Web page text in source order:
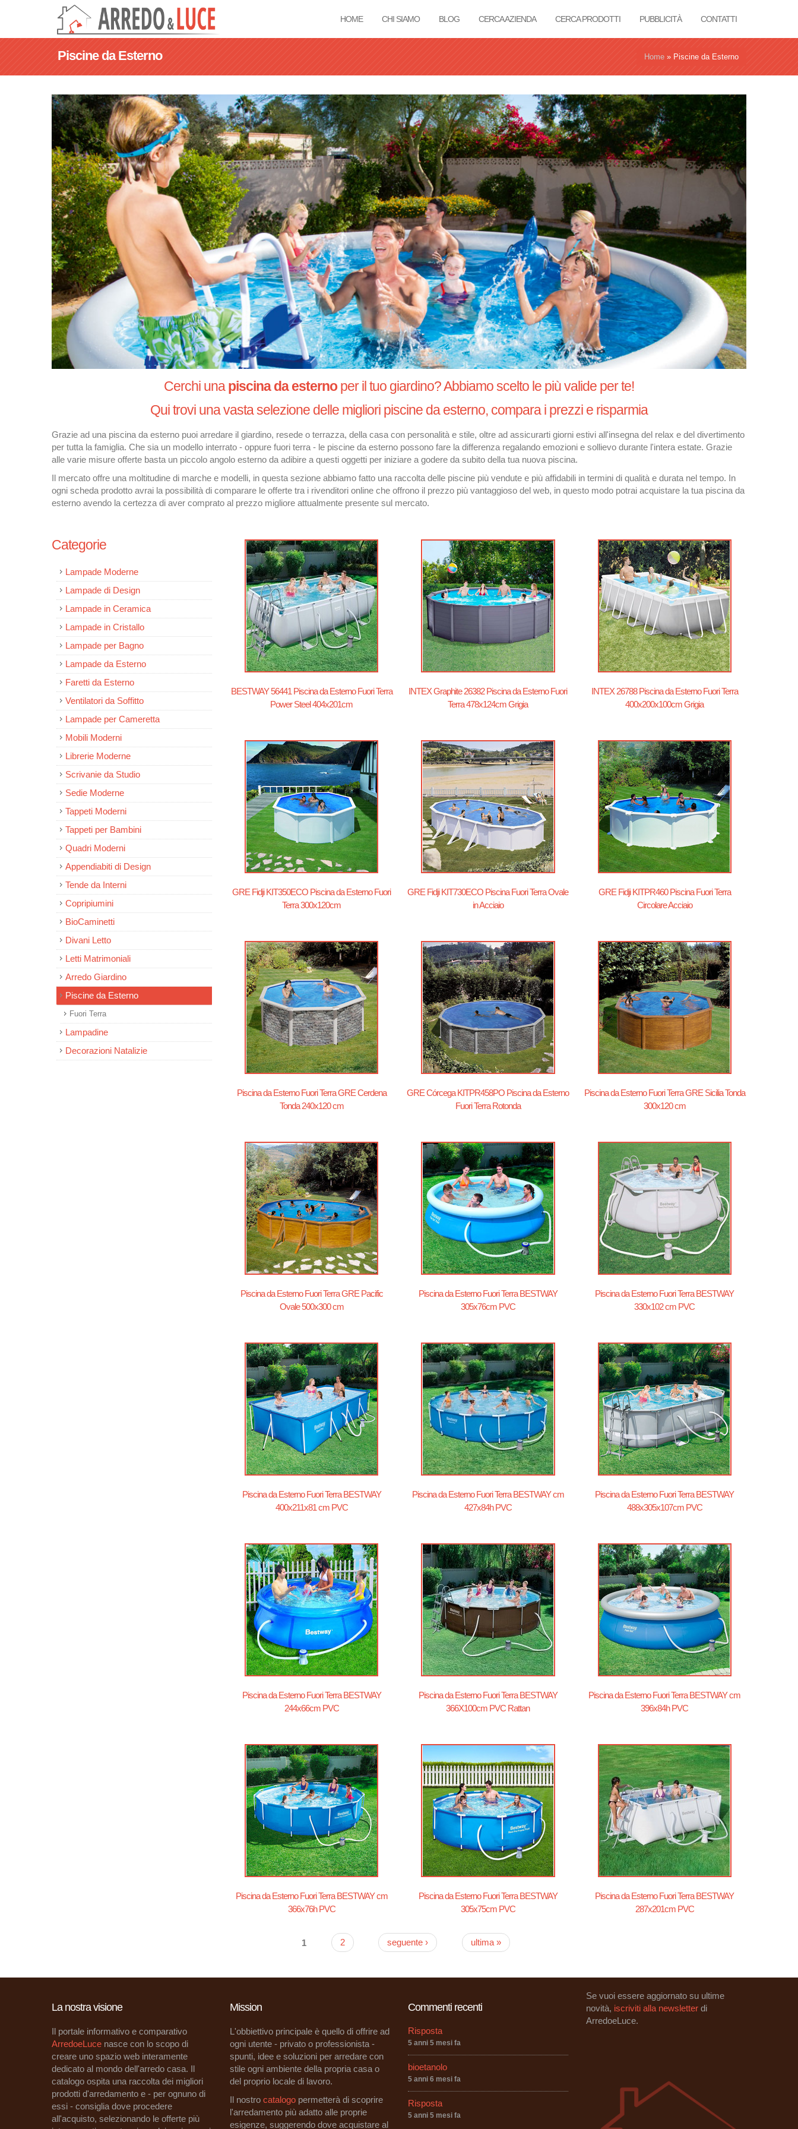
HOME CHI SIAMO BLOG CERCA AZIENDA CERCA PRODOTTI PUBBLICITÀ CONTATTI
Piscine da Esterno Home » Piscine da Esterno
Cerchi una piscina da esternoper il tuo giardino? Abbiamo scelto le più valide per te!
Qui trovi una vasta selezione delle migliori piscine da esterno, compara i prezzi e risparmia
Grazie ad una piscina da esterno puoi arredare il giardino, resede o terrazza, della casa con personalità e stile, oltre ad assicurarti giorni estivi all'insegna del relax e del divertimento
per tutta la famiglia. Che sia un modello interrato - oppure fuori terra - le piscine da esterno possono fare la differenza regalando emozioni e sollievo durante l'intera estate. Grazie
alle varie misure offerte basta un piccolo angolo esterno da adibire a questi oggetti per iniziare a godere da subito della tua nuova piscina.
Il mercato offre una moltitudine di marche e modelli, in questa sezione abbiamo fatto una raccolta delle piscine più vendute e più affidabili in termini di qualità e durata nel tempo. In
ogni scheda prodotto avrai la possibilità di comparare le offerte tra i rivenditori online che offrono il prezzo più vantaggioso del web, in questo modo potrai acquistare la tua piscina da
esterno avendo la certezza di aver comprato al prezzo migliore attualmente presente sul mercato.
Categorie
Lampade Moderne
Lampade di Design
Lampade in Ceramica
Lampade in Cristallo
Lampade per Bagno
Lampade da Esterno
Faretti da Esterno
Ventilatori da Soffitto
Lampade per Cameretta
Mobili Moderni
Librerie Moderne
Scrivanie da Studio
Sedie Moderne
Tappeti Moderni
Tappeti per Bambini
Quadri Moderni
Appendiabiti di Design
Tende da Interni
Copripiumini
BioCaminetti
Divani Letto
Letti Matrimoniali
Arredo Giardino
Piscine da Esterno
Fuori Terra
Lampadine
Decorazioni Natalizie
BESTWAY 56441 Piscina da Esterno Fuori Terra
Power Steel 404x201cm
INTEX Graphite 26382 Piscina da Esterno Fuori
Terra 478x124cm Grigia
INTEX 26788 Piscina da Esterno Fuori Terra
400x200x100cm Grigia
GRE Fidji KIT350ECO Piscina da Esterno Fuori
Terra 300x120cm
GRE Fidji KIT730ECO Piscina Fuori Terra Ovale
in Acciaio
GRE Fidji KITPR460 Piscina Fuori Terra
Circolare Acciaio
Piscina da Esterno Fuori Terra GRE Cerdena
Tonda 240x120 cm
GRE Córcega KITPR458PO Piscina da Esterno
Fuori Terra Rotonda
Piscina da Esterno Fuori Terra GRE Sicilia Tonda
300x120 cm
Piscina da Esterno Fuori Terra GRE Pacific
Ovale 500x300 cm
Piscina da Esterno Fuori Terra BESTWAY
305x76cm PVC
Piscina da Esterno Fuori Terra BESTWAY
330x102 cm PVC
Piscina da Esterno Fuori Terra BESTWAY
400x211x81 cm PVC
Piscina da Esterno Fuori Terra BESTWAY cm
427x84h PVC
Piscina da Esterno Fuori Terra BESTWAY
488x305x107cm PVC
Piscina da Esterno Fuori Terra BESTWAY
244x66cm PVC
Piscina da Esterno Fuori Terra BESTWAY
366X100cm PVC Rattan
Piscina da Esterno Fuori Terra BESTWAY cm
396x84h PVC
Piscina da Esterno Fuori Terra BESTWAY cm
366x76h PVC
Piscina da Esterno Fuori Terra BESTWAY
305x75cm PVC
Piscina da Esterno Fuori Terra BESTWAY
287x201cm PVC
1 2 seguente › ultima »
La nostra visione
Il portale informativo e comparativo
ArredoeLuce nasce con lo scopo di
creare uno spazio web interamente
dedicato al mondo dell'arredo casa. Il
catalogo ospita una raccolta dei migliori
prodotti d'arredamento e - per ognuno di
essi - consiglia dove procedere
all'acquisto, selezionando le offerte più
Mission
L'obbiettivo principale è quello di offrire ad
ogni utente - privato o professionista -
spunti, idee e soluzioni per arredare con
stile ogni ambiente della propria casa o
del proprio locale di lavoro.
Il nostro catalogo permetterà di scoprire
l'arredamento più adatto alle proprie
esigenze, suggerendo dove acquistare al
Commenti recenti
Risposta
5 anni 5 mesi fa
bioetanolo
5 anni 6 mesi fa
Risposta
5 anni 5 mesi fa
Se vuoi essere aggiornato su ultime
novità, iscriviti alla newsletter di
ArredoeLuce.